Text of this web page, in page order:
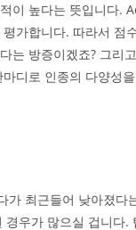
이 높다는 뜻입니다.
가합니다. 따라서 점
는 방증이겠죠? 그리
디로 인종의 다양성
가 최근들어 낮아졌다
우가 많으실 겁니다.